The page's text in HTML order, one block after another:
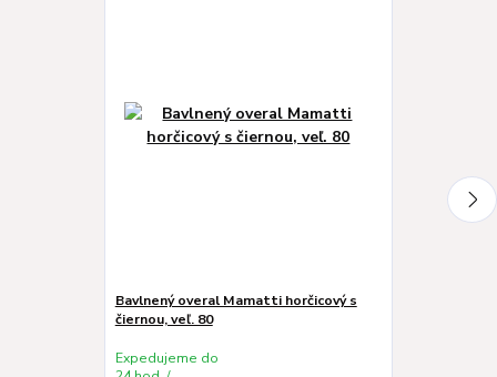
Bavlnený overal Mamatti horčicový s
čiernou, veľ. 80
Expedujeme do